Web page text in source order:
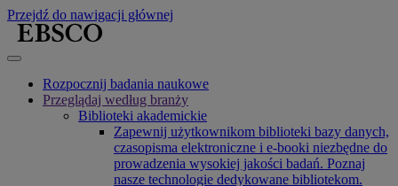
Przejdź do nawigacji głównej
Rozpocznij badania naukowe
Przeglądaj według branży
Biblioteki akademickie
Zapewnij użytkownikom biblioteki bazy danych,
czasopisma elektroniczne i e-booki niezbędne do
prowadzenia wysokiej jakości badań. Poznaj
nasze technologie dedykowane bibliotekom.